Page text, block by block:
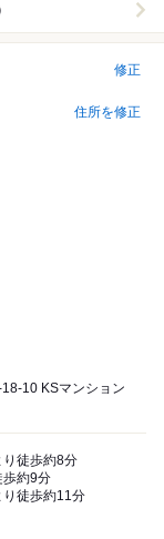
修正
住所を修正
10 KSマンション
徒歩約8分
歩約9分
徒歩約11分